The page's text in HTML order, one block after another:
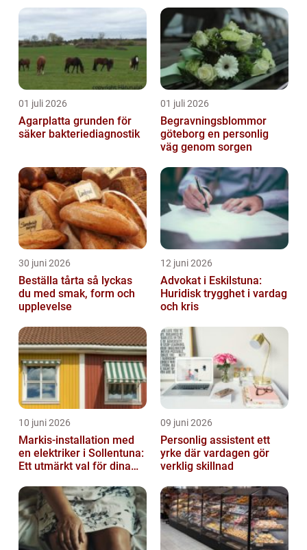
01 juli 2026
Agarplatta grunden för
säker bakteriediagnostik
01 juli 2026
Begravningsblommor
göteborg en personlig
väg genom sorgen
30 juni 2026
Beställa tårta så lyckas
du med smak, form och
upplevelse
12 juni 2026
Advokat i Eskilstuna:
Huridisk trygghet i vardag
och kris
10 juni 2026
Markis-installation med
en elektriker i Sollentuna:
Ett utmärkt val för dina
09 juni 2026
Personlig assistent ett
yrke där vardagen gör
verklig skillnad